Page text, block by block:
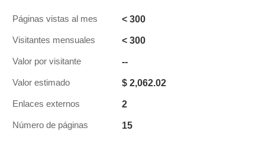
Páginas vistas al mes < 300
Visitantes mensuales < 300
Valor por visitante --
Valor estimado $ 2,062.02
Enlaces externos 2
Número de páginas 15